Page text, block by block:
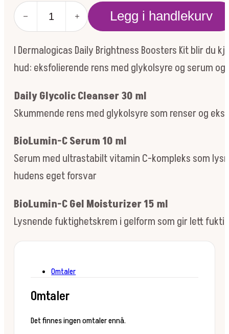
Daily
brightness
boosters
Legg i handlekurv
I Dermalogicas Daily Brightness Boosters Kit blir du
hud: eksfolierende rens med glykolsyre og serum
Daily Glycolic Cleanser 30 ml
Skummende rens med glykolsyre som renser og
BioLumin-C Serum 10 ml
Serum med ultrastabilt vitamin C-kompleks som
hudens eget forsvar
BioLumin-C Gel Moisturizer 15 ml
Lysnende fuktighetskrem i gelform som gir lett
Omtaler
Omtaler
Det finnes ingen omtaler ennå.